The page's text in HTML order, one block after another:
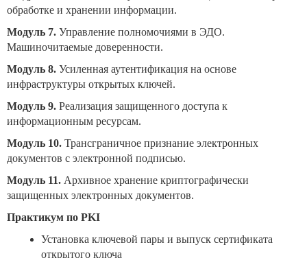
обработке и хранении информации.
Модуль 7. Управление полномочиями в ЭДО.
Машиночитаемые доверенности.
Модуль 8. Усиленная аутентификация на основе
инфраструктуры открытых ключей.
Модуль 9. Реализация защищенного доступа к
информационным ресурсам.
Модуль 10. Трансграничное признание электронных
документов с электронной подписью.
Модуль 11. Архивное хранение криптографически
защищенных электронных документов.
Практикум по PKI
Установка ключевой пары и выпуск сертификата
открытого ключа